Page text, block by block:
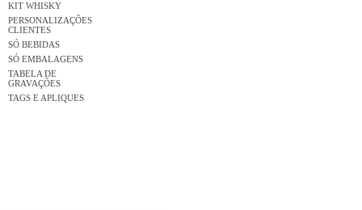
KIT WHISKY
PERSONALIZAÇÕES
CLIENTES
SÓ BEBIDAS
SÓ EMBALAGENS
TABELA DE
GRAVAÇÕES
TAGS E APLIQUES